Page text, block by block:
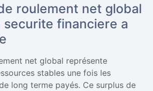
roulement net global
securite financiere a
net global représente
stables une fois les
long terme payés. Ce surplus de